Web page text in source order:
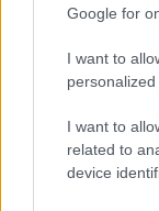
Google for
I want to
personalized
I want to
related to
device
jobbra és
dokumentumot
különösen a